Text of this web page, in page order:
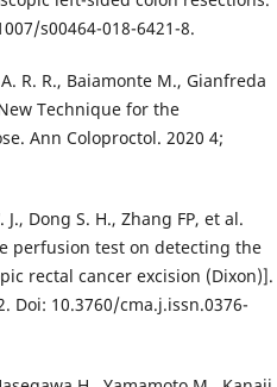
s00464-018-6421-8.
R. R., Baiamonte M., Gianfreda
Technique for the
Ann Coloproctol. 2020 4;
Dong S. H., Zhang FP, et al.
perfusion test on detecting the
rectal cancer excision (Dixon)].
Doi: 10.3760/cma.j.issn.0376-